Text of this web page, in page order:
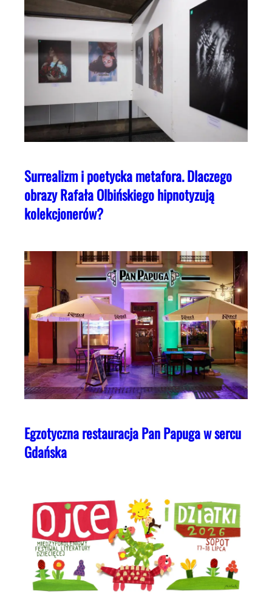
Surrealizm i poetycka metafora. Dlaczego
obrazy Rafała Olbińskiego hipnotyzują
kolekcjonerów?
Egzotyczna restauracja Pan Papuga w sercu
Gdańska